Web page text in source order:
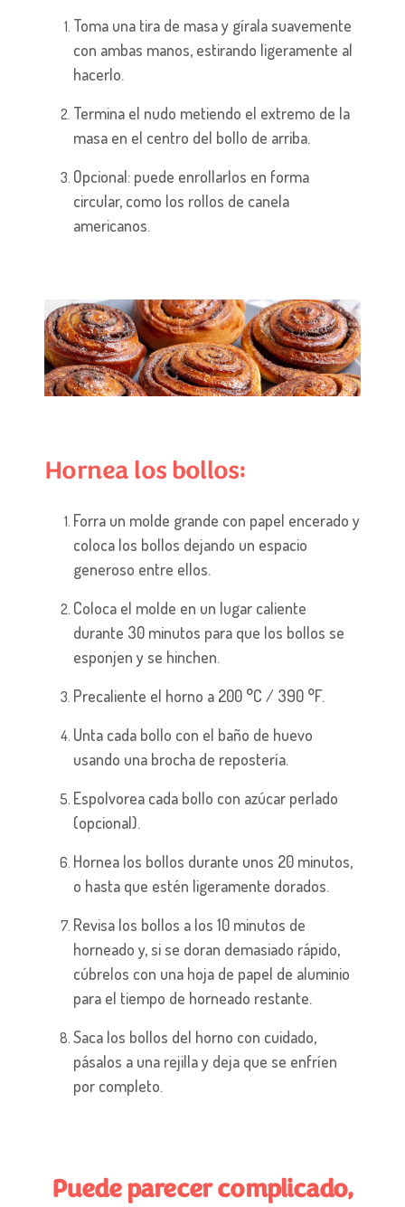
Toma una tira de masa y gírala suavemente
con ambas manos, estirando ligeramente al
hacerlo.
Termina el nudo metiendo el extremo de la
masa en el centro del bollo de arriba.
Opcional: puede enrollarlos en forma
circular, como los rollos de canela
americanos.
Hornea los bollos:
Forra un molde grande con papel encerado y
coloca los bollos dejando un espacio
generoso entre ellos.
Coloca el molde en un lugar caliente
durante 30 minutos para que los bollos se
esponjen y se hinchen.
Precaliente el horno a 200 °C / 390 °F.
Unta cada bollo con el baño de huevo
usando una brocha de repostería.
Espolvorea cada bollo con azúcar perlado
(opcional).
Hornea los bollos durante unos 20 minutos,
o hasta que estén ligeramente dorados.
Revisa los bollos a los 10 minutos de
horneado y, si se doran demasiado rápido,
cúbrelos con una hoja de papel de aluminio
para el tiempo de horneado restante.
Saca los bollos del horno con cuidado,
pásalos a una rejilla y deja que se enfríen
por completo.
Puede parecer complicado,